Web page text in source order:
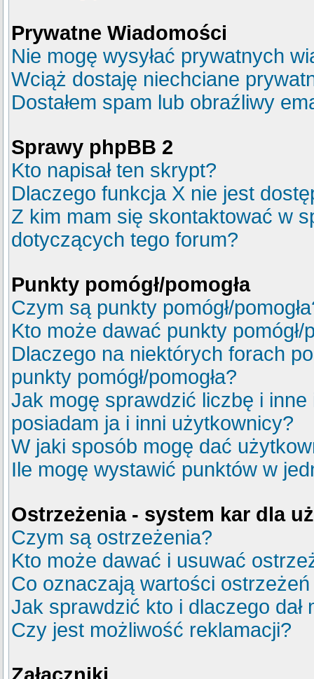
Prywatne Wiadomości
Nie mogę wysyłać prywatnych
Wciąż dostaję niechciane
Dostałem spam lub obraźliwy
Sprawy phpBB 2
Kto napisał ten skrypt?
Dlaczego funkcja X nie jest
Z kim mam się skontaktować w
dotyczących tego forum?
Punkty pomógł/pomogła
Czym są punkty pomógł/
Kto może dawać punkty pomógł/
Dlaczego na niektórych forach
punkty pomógł/pomogła?
Jak mogę sprawdzić liczbę i
posiadam ja i inni użytkownicy?
W jaki sposób mogę dać
Ile mogę wystawić punktów w
Ostrzeżenia - system kar dla
Czym są ostrzeżenia?
Kto może dawać i usuwać
Co oznaczają wartości
Jak sprawdzić kto i dlaczego dał
Czy jest możliwość reklamacji?